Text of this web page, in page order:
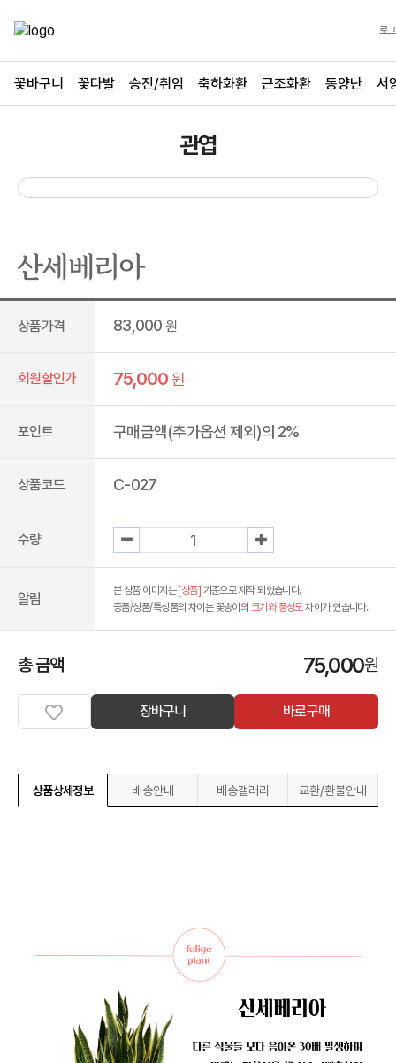
로
꽃바구니 꽃다발 승진/취임 축하화환 근조화환 동양난 서
관엽
산세베리아
상품가격 83,000 원
회원할인가 75,000원
포인트 구매금액(추가옵션 제외)의 2%
상품코드 C-027
수량
알림 본 상품 이미지는 [상품] 기준으로 제작 되었습니다.
중품/상품/특상품의 차이는 꽃송이의 크기와 풍성도차이가 있습니다.
총 금액 75,000원
장바구니 바로구매
상품상세정보 배송안내 배송갤러리 교환/환불안내